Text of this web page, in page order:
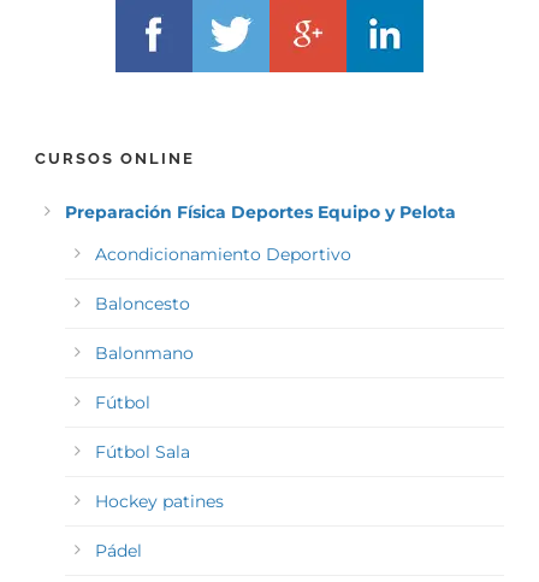
CURSOS ONLINE
Preparación Física Deportes Equipo y Pelota
Acondicionamiento Deportivo
Baloncesto
Balonmano
Fútbol
Fútbol Sala
Hockey patines
Pádel